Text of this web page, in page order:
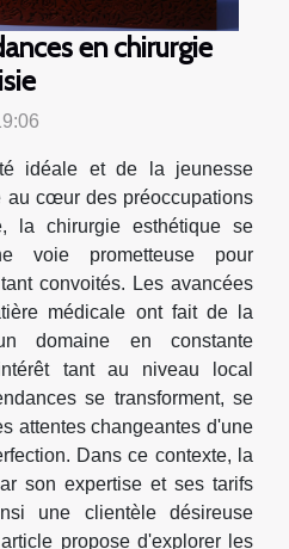
en chirurgie
idéale et de la jeunesse
au cœur des préoccupations
la chirurgie esthétique se
voie prometteuse pour
convoités. Les avancées
médicale ont fait de la
domaine en constante
tant au niveau local
se transforment, se
attentes changeantes d'une
Dans ce contexte, la
son expertise et ses tarifs
une clientèle désireuse
propose d'explorer les